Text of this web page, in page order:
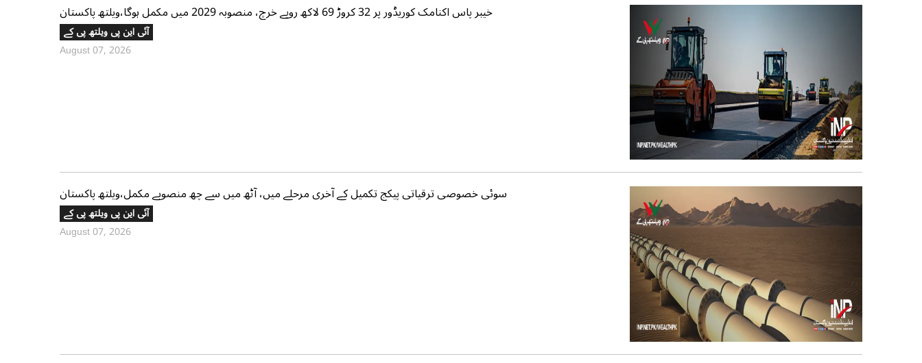
خیبر پاس اکنامک کوریڈور پر 32 کروڑ 69 لاکھ روپے خرچ، منصوبہ 2029 میں مکمل ہوگا،ویلتھ پاکستان
آئی این پی ویلتھ پی کے
August 07, 2026
سوئی خصوصی ترقیاتی پیکج تکمیل کے آخری مرحلے میں، آٹھ میں سے چھ منصوبے مکمل،ویلتھ پاکستان
آئی این پی ویلتھ پی کے
August 07, 2026